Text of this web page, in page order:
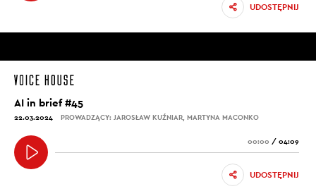
UDOSTĘPNIJ
AI in brief #45
22.03.2024 PROWADZĄCY: JAROSŁAW KUŹNIAR, MARTYNA MACONKO
00:00 / 04:09
UDOSTĘPNIJ